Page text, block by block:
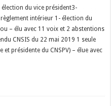
du vice président3-
intérieur 1- élection du
– élu avec 11 voix et 2 abstentions
CNSIS du 22 mai 2019 1 seule
présidente du CNSPV) – élue avec